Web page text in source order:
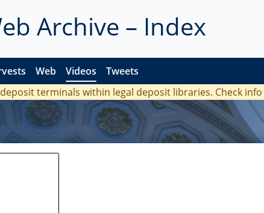
Archive – Index
Web Videos Tweets
terminals within legal deposit libraries. Check info